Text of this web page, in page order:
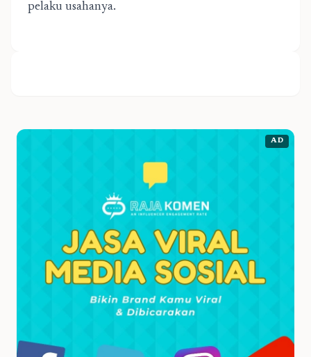
pelaku usahanya.
AD